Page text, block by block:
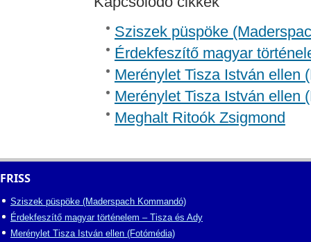
Sziszek püspöke
Érdekfeszítő magyar
Merénylet Tisza István ellen
Merénylet Tisza István ellen
Meghalt Ritoók Zsigmond
FRISS
Sziszek püspöke (Maderspach Kommandó)
Érdekfeszítő magyar történelem – Tisza és Ady
Merénylet Tisza István ellen (Fotómédia)